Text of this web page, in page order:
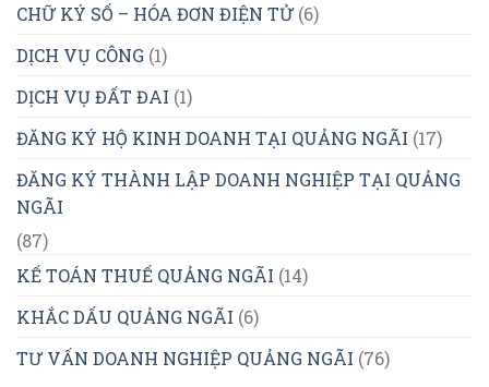
CHỮ KÝ SỐ – HÓA ĐƠN ĐIỆN TỬ(6)
DỊCH VỤ CÔNG (1)
DỊCH VỤ ĐẤT ĐAI (1)
ĐĂNG KÝ HỘ KINH DOANH TẠI QUẢNG NGÃI (17)
ĐĂNG KÝ THÀNH LẬP DOANH NGHIỆP TẠI QUẢNG
NGÃI
(87)
KẾ TOÁN THUẾ QUẢNG NGÃI (14)
KHẮC DẤU QUẢNG NGÃI (6)
TƯ VẤN DOANH NGHIỆP QUẢNG NGÃI (76)